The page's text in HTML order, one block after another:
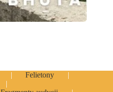
Felietony